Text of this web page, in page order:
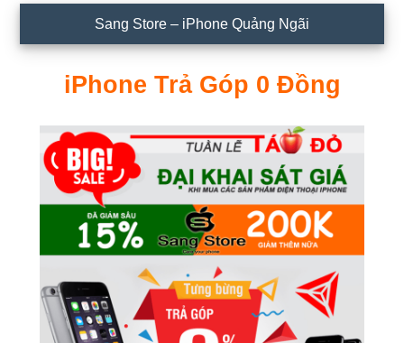
chính
Sang Store – iPhone Quảng Ngãi
iPhone Trả Góp 0 Đồng